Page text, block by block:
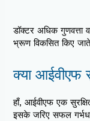
डॉक्टर अधिक
भ्रूण विकसित किए
क्या
हाँ, आईवीएफ एक
इसके जरिए सफल